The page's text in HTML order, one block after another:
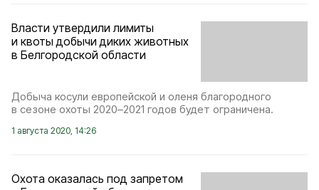
Власти утвердили лимиты
и квоты добычи диких животных
в Белгородской области
Добыча косули европейской и оленя благородного
в сезоне охоты 2020–2021 годов будет ограничена.
1 августа 2020, 14:26
Охота оказалась под запретом